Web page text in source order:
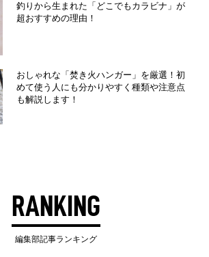
釣りから生まれた「どこでもカラビナ」が
超おすすめの理由！
おしゃれな「焚き火ハンガー」を厳選！初
めて使う人にも分かりやすく種類や注意点
も解説します！
RANKING
編集部記事ランキング